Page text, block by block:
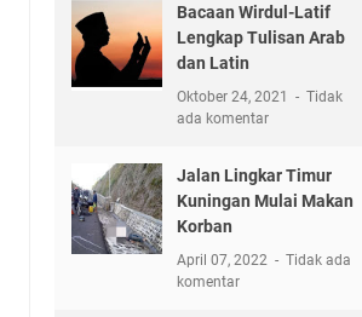
Bacaan Wirdul-Latif
Lengkap Tulisan Arab
dan Latin
Oktober 24, 2021
Tidak
ada komentar
Jalan Lingkar Timur
Kuningan Mulai Makan
Korban
April 07, 2022
Tidak ada
komentar